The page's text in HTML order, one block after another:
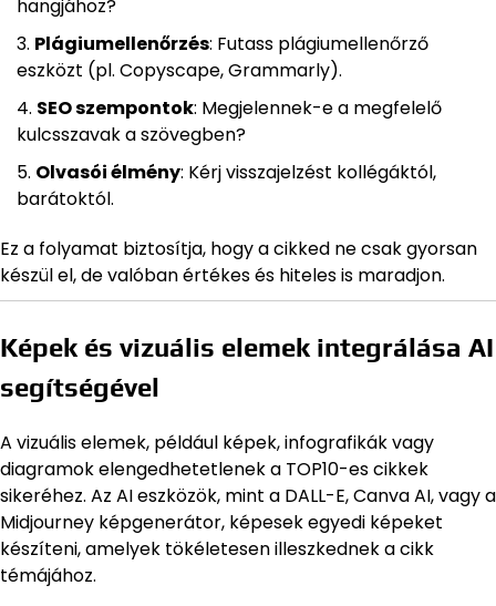
hangjához?
Plágiumellenőrzés: Futass plágiumellenőrző
eszközt (pl. Copyscape, Grammarly).
SEO szempontok: Megjelennek-e a megfelelő
kulcsszavak a szövegben?
Olvasói élmény: Kérj visszajelzést kollégáktól,
barátoktól.
Ez a folyamat biztosítja, hogy a cikked ne csak gyorsan
készül el, de valóban értékes és hiteles is maradjon.
Képek és vizuális elemek integrálása AI
segítségével
A vizuális elemek, például képek, infografikák vagy
diagramok elengedhetetlenek a TOP10-es cikkek
sikeréhez. Az AI eszközök, mint a DALL-E, Canva AI, vagy a
Midjourney képgenerátor, képesek egyedi képeket
készíteni, amelyek tökéletesen illeszkednek a cikk
témájához.